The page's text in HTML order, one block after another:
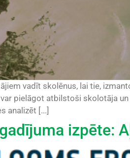
vadīt skolēnus, lai tie,
var pielāgot atbilstoši skolotāja
analizēt [...]
izpēte: